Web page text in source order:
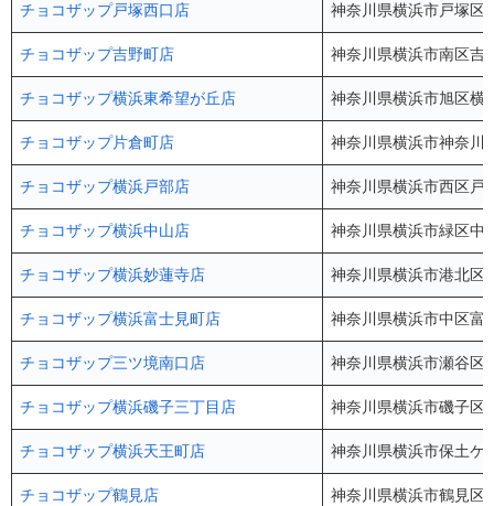
チョコザップ戸塚西口店 神奈川県横浜市戸塚
チョコザップ吉野町店 神奈川県横浜市南区
チョコザップ横浜東希望が丘店 神奈川県横浜市旭区
チョコザップ片倉町店 神奈川県横浜市神奈
チョコザップ横浜戸部店 神奈川県横浜市西区
チョコザップ横浜中山店 神奈川県横浜市緑区
チョコザップ横浜妙蓮寺店 神奈川県横浜市港北
チョコザップ横浜富士見町店 神奈川県横浜市中区
チョコザップ三ツ境南口店 神奈川県横浜市瀬谷
チョコザップ横浜磯子三丁目店 神奈川県横浜市磯子
チョコザップ横浜天王町店 神奈川県横浜市保土
チョコザップ鶴見店 神奈川県横浜市鶴見